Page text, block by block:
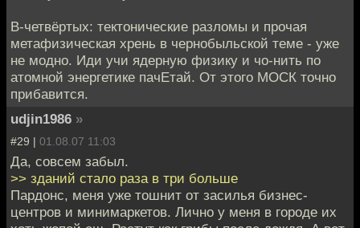
В-четвёртых: тектонические разломы и прочая
метафизическая хрень в чернобыльской теме - уже
не модно. Иди учи ядерную физику и чо-нить по
атомной энергетике пачЕтай. От этого МОСК точно
прибавится.
udjin1986 »
#29 | 01.08.07 11:03
Да, совсем забыл.
>> зданий стало раза в три больше
Пардонс, меня уже тошнит от засилья бизнес-
центров и минимаркетов. Лично у меня в городе их